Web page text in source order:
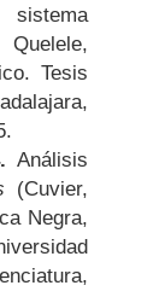
Tesis
Análisis
(Cuvier,
Negra,